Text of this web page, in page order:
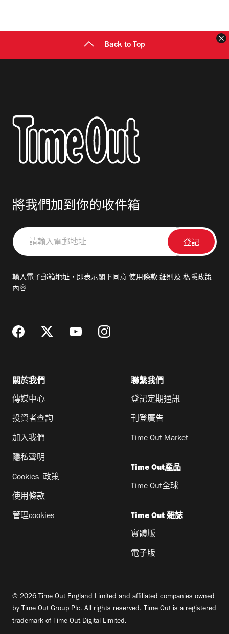
Back to Top
將我們加到你的收件箱
請
輸
郵
輸入電子郵箱地址，即表示閣下同意 使用條款 細則及 私隱政策
內容
關於我們
傳媒中心
投資者查詢
加入我們
隱私聲明
Cookies 政策
使用條款
管理cookies
聯繫我們
登記定期通訊
刊登廣告
Time Out Market
Time Out產品
Time Out全球
Time Out 雜誌
實體版
電子版
© 2026 Time Out England Limited and affiliated companies owned
by Time Out Group Plc. All rights reserved. Time Out is a registered
trademark of Time Out Digital Limited.